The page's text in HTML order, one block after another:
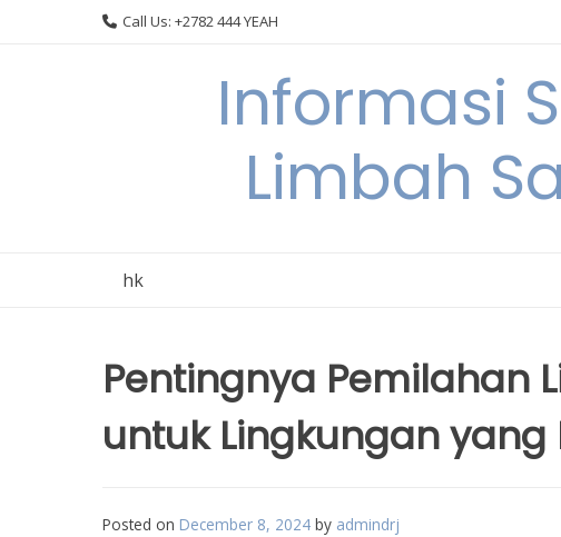
Call Us: +2782 444 YEAH
Informasi
Limbah
hk
Pentingnya Pemilahan
untuk Lingkungan yang
Posted on December 8, 2024 by admindrj